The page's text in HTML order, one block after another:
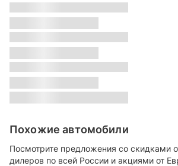
Похожие автомобили
Посмотрите предложения со скидками
дилеров по всей России и акциями от